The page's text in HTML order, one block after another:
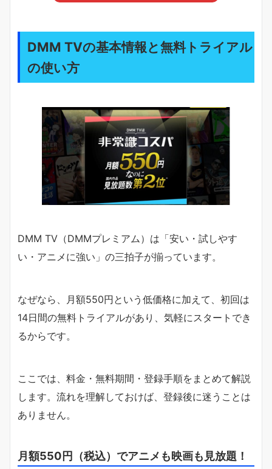
DMM TVの基本情報と無料トライアル
の使い方
DMM TV（DMMプレミアム）は「安い・試しやす
い・アニメに強い」の三拍子が揃っています。
なぜなら、月額550円という低価格に加えて、初回は
14日間の無料トライアルがあり、気軽にスタートでき
るからです。
ここでは、料金・無料期間・登録手順をまとめて解説
します。流れを理解しておけば、登録後に迷うことは
ありません。
月額550円（税込）でアニメも映画も見放題！